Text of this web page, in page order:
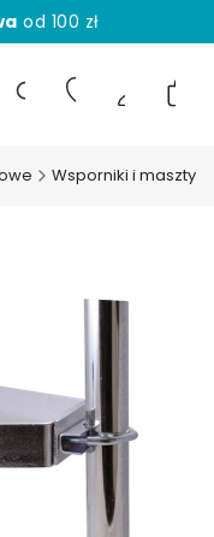
od 100 zł
towaru!
Otwórz wyszukiwarkę
Wsporniki i maszty